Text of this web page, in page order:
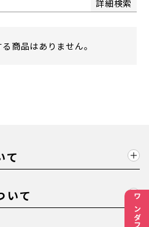
詳細検索
商品はありません。
て
いて